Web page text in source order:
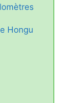
Hongu